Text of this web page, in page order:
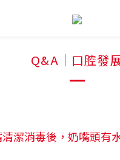
Q&A｜口腔發
潔消毒後，奶嘴頭有